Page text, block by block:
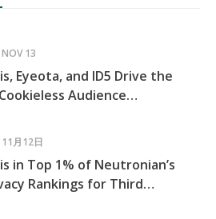
NOV 13
Eyeota, and ID5 Drive the
Audience
11月12日
in Top 1% of Neutronian’s
Rankings for Third